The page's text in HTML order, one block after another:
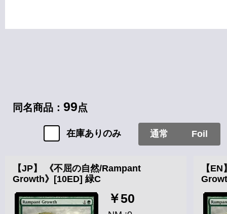
同名商品：99点
在庫ありのみ 通常 Foil
【JP】 《不屈の自然/Rampant
Growth》[10ED] 緑C
￥50
【